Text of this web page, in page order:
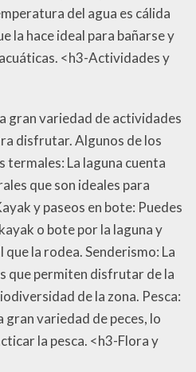
del agua es cálida
la hace ideal para bañarse y
<h3-Actividades y
gran variedad de actividades
disfrutar. Algunos de los
termales: La laguna cuenta
que son ideales para
y paseos en bote: Puedes
o bote por la laguna y
la rodea. Senderismo: La
que permiten disfrutar de la
de la zona. Pesca:
gran variedad de peces, lo
la pesca. <h3-Flora y